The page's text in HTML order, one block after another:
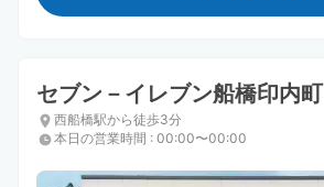
セブン－イレブン船橋印内町
西船橋駅から徒歩3分
本日の営業時間 : 00:00〜00:00